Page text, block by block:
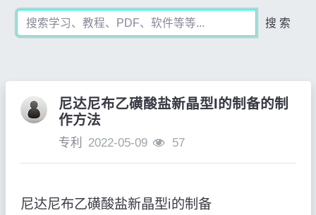
搜 索
尼达尼布乙磺酸盐新晶型Ⅰ的制备的制
作方法
专利 2022-05-09 57
尼达尼布乙磺酸盐新晶型ⅰ的制备